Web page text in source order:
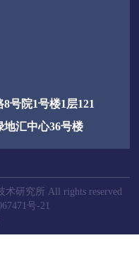
号院1号楼1层121
汇中心36号楼
研究所 All rights reserved
号-21